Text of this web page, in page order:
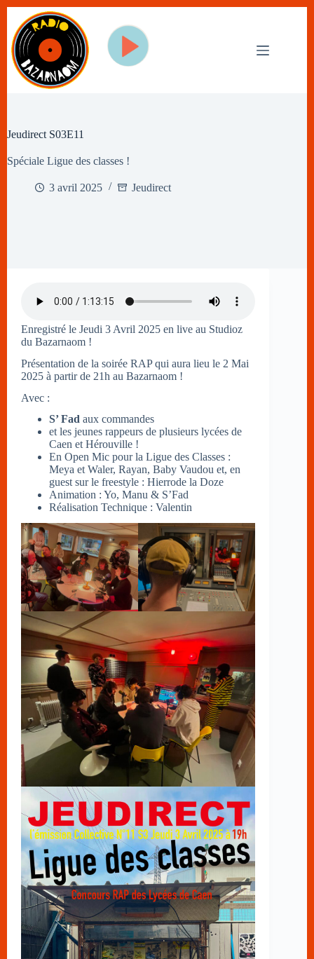
Passer
contenu
Jeudirect S03E11
Spéciale Ligue des classes !
3 avril 2025 Jeudirect
Enregistré le Jeudi 3 Avril 2025 en live au Studioz
du Bazarnaom !
Présentation de la soirée RAP qui aura lieu le 2 Mai
2025 à partir de 21h au Bazarnaom !
Avec :
S’ Fad aux commandes
et les jeunes rappeurs de plusieurs lycées de
Caen et Hérouville !
En Open Mic pour la Ligue des Classes :
Meya et Waler, Rayan, Baby Vaudou et, en
guest sur le freestyle : Hierrode la Doze
Animation : Yo, Manu & S’Fad
Réalisation Technique : Valentin